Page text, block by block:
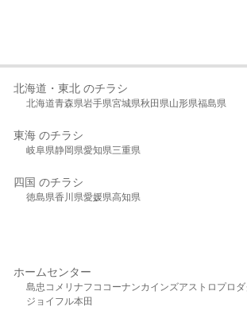
北海道・東北 のチラシ
北海道青森県岩手県宮城県秋田県山形県福島県
東海 のチラシ
岐阜県静岡県愛知県三重県
四国 のチラシ
徳島県香川県愛媛県高知県
ホームセンター
島忠 コメリ ナフコ コーナンカインズアストロプロ
ジョイフル本田